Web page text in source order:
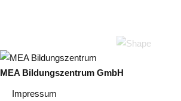
MEA Bildungszentrum GmbH
Impressum